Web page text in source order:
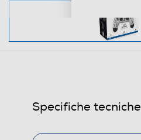
Specifiche tecniche